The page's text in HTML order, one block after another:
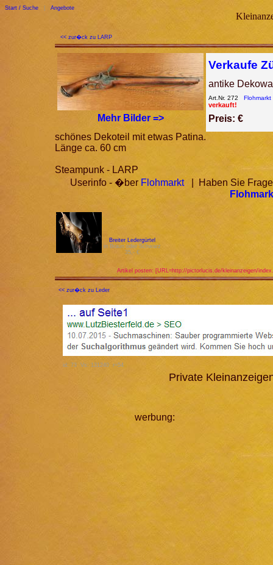
Start / Suche Angebote
<< zur�ck zu LARP
Mehr Bilder =>
Verkaufe
antike
Art.Nr. 272 Flohmarkt
verkauft!
Preis: €
schönes Dekoteil mit etwas Patina.
Länge ca. 60 cm
Steampunk - LARP
Userinfo - �ber Flohmarkt| Haben Sie
Breiter Ledergürtel
in Braun oder Schwarz
35,- €
Artikel posten: [URL=http://pictorlucis.de/kleinanzeigen/
<< zur�ck zu Leder
id: 73 Vs: 131240 r=54
Private
werbung: